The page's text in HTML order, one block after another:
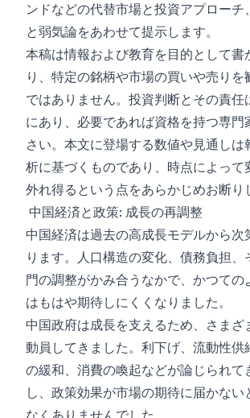
ンドなどの代替市場と投資アプローチ
と弱気論をあわせて提示します。
本稿は情報および教育を目的として書
り、特定の銘柄や市場の買いや売りを
ではありません。投資判断とその責任
にあり、必要であれば資格を持つ専門
さい。本文に登場する数値や見通しは
析に基づくものであり、時点によって
外れ得るという点をあらかじめお断り
中国経済と政策: 成長の再調整
中国経済は過去の高成長モデルから次
ります。人口構造の変化、債務負担、
門の調整がかみ合うなかで、かつての
はもはや期待しにくくなりました。
中国政府は成長を支えるため、さまざ
動員してきました。利下げ、流動性供
の緩和、消費の喚起などが論じられて
し、政策効果が市場の期待に届かない